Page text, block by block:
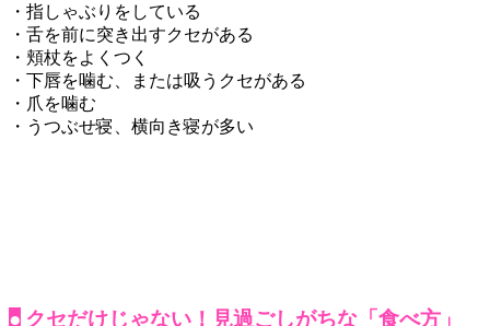
・指しゃぶりをしている
・舌を前に突き出すクセがある
・頬杖をよくつく
・下唇を噛む、または吸うクセがある
・爪を噛む
・うつぶせ寝、横向き寝が多い
● クセだけじゃない！見過ごしがちな「食べ方」